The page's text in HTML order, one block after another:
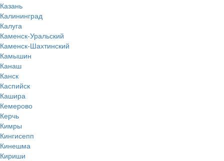
Казань
Калининград
Калуга
Каменск-Уральский
Каменск-Шахтинский
Камышин
Канаш
Канск
Каспийск
Кашира
Кемерово
Керчь
Кимры
Кингисепп
Кинешма
Кириши